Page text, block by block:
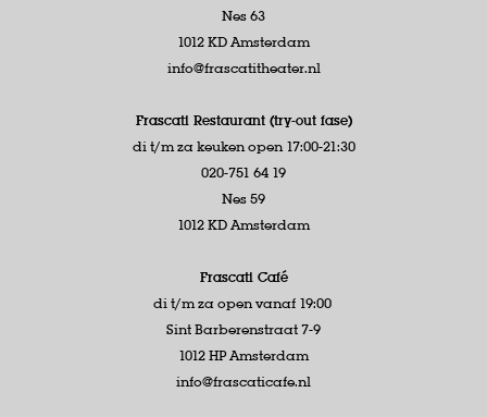
Nes 63
1012 KD Amsterdam
info@frascatitheater.nl
Frascati Restaurant (try-out fase)
di t/m za keuken open 17:00-21:30
020-751 64 19
Nes 59
1012 KD Amsterdam
Frascati Café
di t/m za open vanaf 19:00
Sint Barberenstraat 7-9
1012 HP Amsterdam
info@frascaticafe.nl